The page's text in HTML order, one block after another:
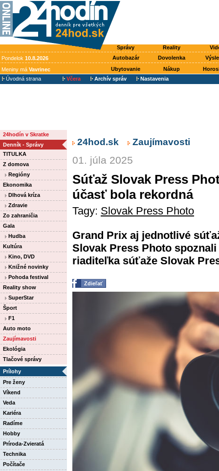
Správy Reality
Pondelok 10.8.2026 Autobazár Dovolenka
Meniny má Vavrinec Ubytovanie Nákup
Úvodná strana
Včera Archív správ Nastavenia
24hodín v Skratke
Denník - Správy
TITULKA
Z domova
Regióny
Ekonomika
Dlhová kríza
Zdravie
Zo zahraničia
Gala
Hudba
Kultúra
Kino, DVD
Knižné novinky
Pohoda festival
Reality show
SuperStar
Šport
F1
Auto moto
Zaujímavosti
Ekológia
Tlačové správy
Prílohy
Pre ženy
Víkend
Veda
Kariéra
Radíme
Hobby
Príroda-Zvieratá
Technika
Počítače
24hod.sk Zaujímavosti
01. júla 2025
Súťaž Slovak Press
účasť bola rekordná
Tagy: Slovak Press Photo
Grand Prix aj jednotlivé
Slovak Press Photo
riaditeľka súťaže Slovak
Zdieľať